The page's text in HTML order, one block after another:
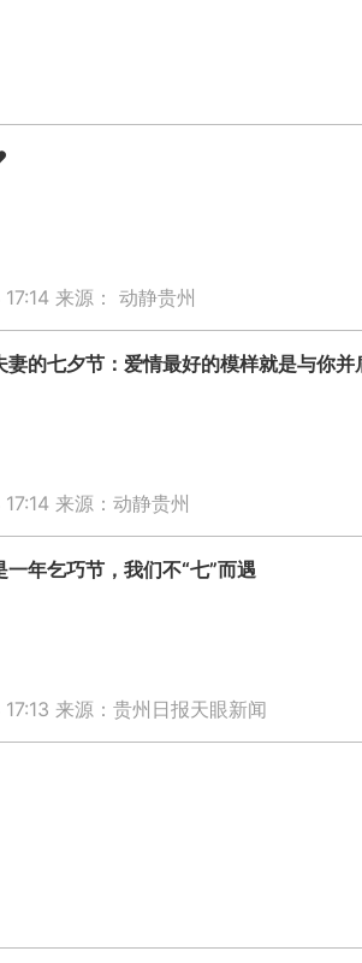
来源： 动静贵州
妻的七夕节：爱情最好的模样就是与你并
来源：动静贵州
一年乞巧节，我们不“七”而遇
来源：贵州日报天眼新闻